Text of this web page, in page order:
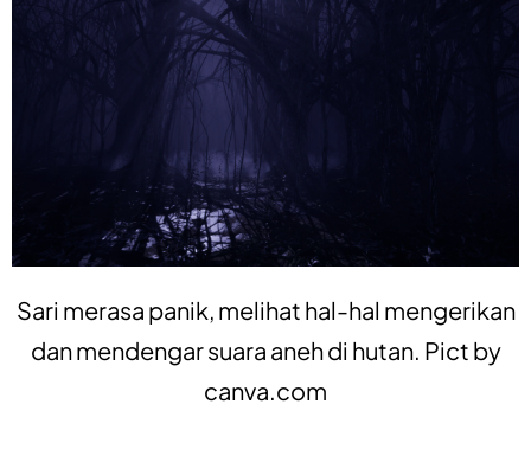
Sari merasa panik, melihat hal-hal mengerikan
dan mendengar suara aneh di hutan. Pict by
canva.com